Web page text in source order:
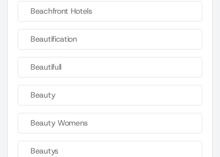
Beachfront Hotels
Beautification
Beautifull
Beauty
Beauty Womens
Beautys